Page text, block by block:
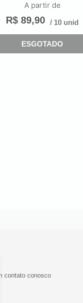
A partir de
R$ 89,90 / 10 unid
ESGOTADO
contato conosco